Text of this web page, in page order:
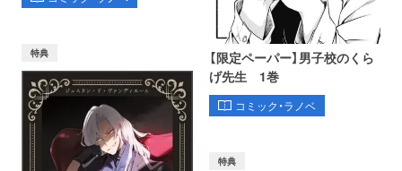
【限定ペーパー】男子校のくら
げ先生 1巻
コミック・ラノベ
特典
特典